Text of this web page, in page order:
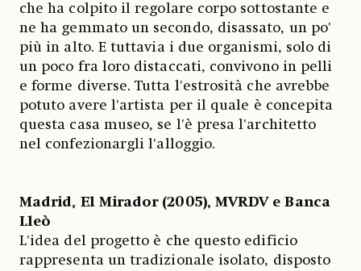
che ha colpito il regolare corpo sottostante e
ne ha gemmato un secondo, disassato, un po'
più in alto. E tuttavia i due organismi, solo di
un poco fra loro distaccati, convivono in pelli
e forme diverse. Tutta l'estrosità che avrebbe
potuto avere l'artista per il quale è concepita
questa casa museo, se l'è presa l'architetto
nel confezionargli l'alloggio.
Madrid, El Mirador (2005), MVRDV e Banca
Lleò
L'idea del progetto è che questo edificio
rappresenta un tradizionale isolato, disposto